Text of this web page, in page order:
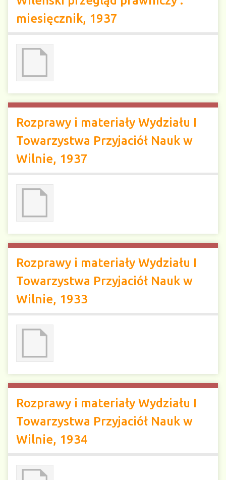
miesięcznik, 1937
Rozprawy i materiały Wydziału I
Towarzystwa Przyjaciół Nauk w
Wilnie, 1937
Rozprawy i materiały Wydziału I
Towarzystwa Przyjaciół Nauk w
Wilnie, 1933
Rozprawy i materiały Wydziału I
Towarzystwa Przyjaciół Nauk w
Wilnie, 1934